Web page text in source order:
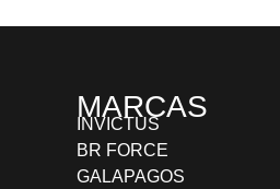
MARCAS
INVICTUS
BR FORCE
GALAPAGOS